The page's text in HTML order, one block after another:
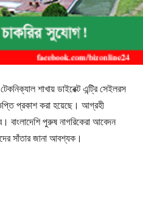
শাখায় ডাইরেক্ট এন্ট্রি সেইলরস
প্রকাশ করা হয়েছে। আগ্রহী
বাংলাদেশি পুরুষ নাগরিকেরা আবেদন
সাঁতার জানা আবশ্যক।